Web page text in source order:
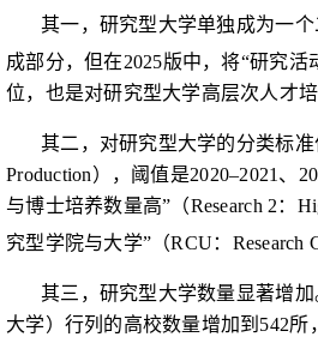
其一，研究型大学单独成为一
成部分，但在2025版中，将“研究活
位，也是对研究型大学高层次人才
其二，对研究型大学的分类标
Production），阈值是2020–2021 、
与博士培养数量高”（Research 2 ：
究型学院与大学”（RCU： Research
其三，研究型大学数量显著增
大学）行列的高校数量增加到 542所